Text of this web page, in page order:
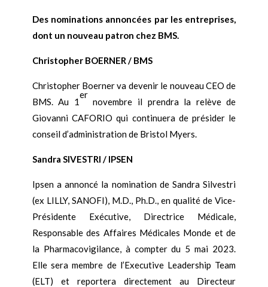
Des nominations annoncées par les entreprises,
dont un nouveau patron chez BMS.
Christopher BOERNER / BMS
Christopher Boerner va devenir le nouveau CEO de
BMS. Au 1
er
novembre il prendra la relève de
Giovanni CAFORIO qui continuera de présider le
conseil d’administration de Bristol Myers.
Sandra SIVESTRI / IPSEN
Ipsen a annoncé la nomination de Sandra Silvestri
(ex LILLY, SANOFI), M.D., Ph.D., en qualité de Vice-
Présidente Exécutive, Directrice Médicale,
Responsable des Affaires Médicales Monde et de
la Pharmacovigilance, à compter du 5 mai 2023.
Elle sera membre de l’Executive Leadership Team
(ELT) et reportera directement au Directeur